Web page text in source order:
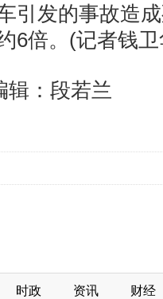
引发的事故造
6倍。(记者钱
：段若兰
时政 资讯 财经